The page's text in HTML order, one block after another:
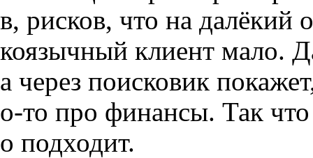
в, рисков, что на далёкий
коязычный клиент мало.
а через поисковик
о-то про финансы. Так
о подходит.